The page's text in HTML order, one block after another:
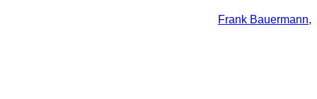
Frank Bauermann,